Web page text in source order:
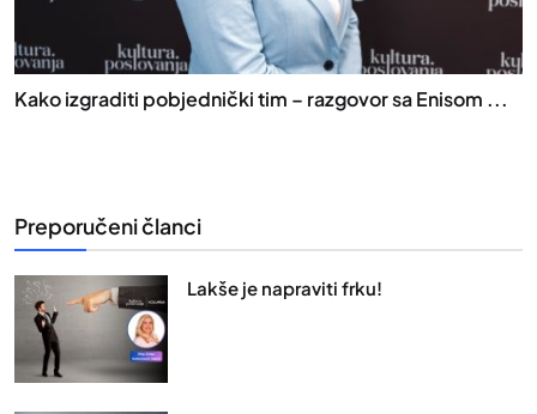
Kako izgraditi pobjednički tim – razgovor sa Enisom ...
Preporučeni članci
Lakše je napraviti frku!